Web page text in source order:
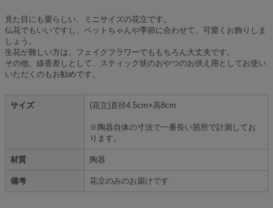
見た目にも愛らしい、ミニサイズの花立です。
仏花でもいいですし、ペットちゃんや季節に合わせて、可愛くお飾りしま
しょう。
生花が難しい方は、フェイクフラワーでももちろん大丈夫です。
その他、線香差しとして、スティック状のおやつのお供え用としてお使い
いただくのもお勧めです。
サイズ (花立)直径4.5cm×高8cm
※陶器自体の寸法で一番長い箇所で計測してお
ります。
材質 陶器
備考 花立のみのお届けです